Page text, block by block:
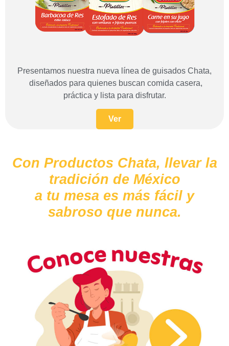
Presentamos nuestra nueva línea de guisados Chata,
diseñados para quienes buscan comida casera,
práctica y lista para disfrutar.
Ver
Con Productos Chata, llevar la
tradición de México
a tu mesa es más fácil y
sabroso que nunca.